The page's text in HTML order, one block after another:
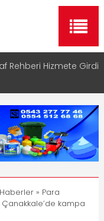
Rehberi Hizmete Girdi
Başladı | Hızlı ve
Akıllı Haber Platformu
Devrim: Rota Sepetim
Makam Koltuğunu
Çocuklara Bıraktı
Google ve Yapay Zeka
Aramalarında Öne Çıkın
» Para
Çanakkale’de kampa